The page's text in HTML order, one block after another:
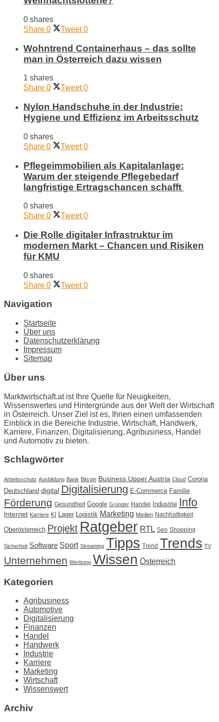
0 shares
Share 0 Tweet 0
Wohntrend Containerhaus – das sollte
man in Österreich dazu wissen
1 shares
Share 0 Tweet 0
Nylon Handschuhe in der Industrie:
Hygiene und Effizienz im Arbeitsschutz
0 shares
Share 0 Tweet 0
Pflegeimmobilien als Kapitalanlage:
Warum der steigende Pflegebedarf
langfristige Ertragschancen schafft
0 shares
Share 0 Tweet 0
Die Rolle digitaler Infrastruktur im
modernen Markt – Chancen und Risiken
für KMU
0 shares
Share 0 Tweet 0
Navigation
Startseite
Über uns
Datenschutzerklärung
Impressum
Sitemap
Über uns
Marktwirtschaft.at ist Ihre Quelle für Neuigkeiten,
Wissenswertes und Hintergründe aus der Welt der Wirtschaft
in Österreich. Unser Ziel ist es, Ihnen einen umfassenden
Einblick in die Bereiche Industrie, Wirtschaft, Handwerk,
Karriere, Finanzen, Digitalisierung, Agribusiness, Handel
und Automotiv zu bieten.
Schlagwörter
Arbeitsschutz Ausbildung Bank Bitcoin Business Upper Austria Cloud Corona
Deutschland digital Digitalisierung E-Commerce Familie
Förderung Gesundheit Google Gründer Handel Industrie Info
Internet Karriere KI Lager Logistik Marketing Medien Nachhaltigkeit
Oberösterreich Projekt Ratgeber RTL Seo Shopping
Sicherheit Software Sport Streaming Tipps Trend Trends TV
Unternehmen Werbung Wissen Österreich
Kategorien
Agribusiness
Automotive
Digitalisierung
Finanzen
Handel
Handwerk
Industrie
Karriere
Marketing
Wirtschaft
Wissenswert
Archiv